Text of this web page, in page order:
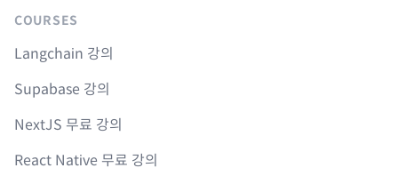
COURSES
Langchain 강의
Supabase 강의
NextJS 무료 강의
React Native 무료 강의